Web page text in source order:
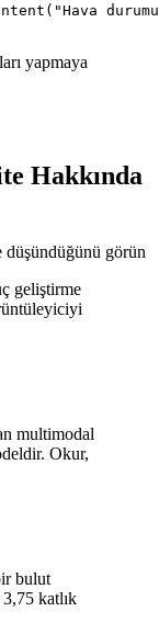
yapmaya
Hakkında
görün
geliştirme
multimodal
Okur,
bulut
katlık